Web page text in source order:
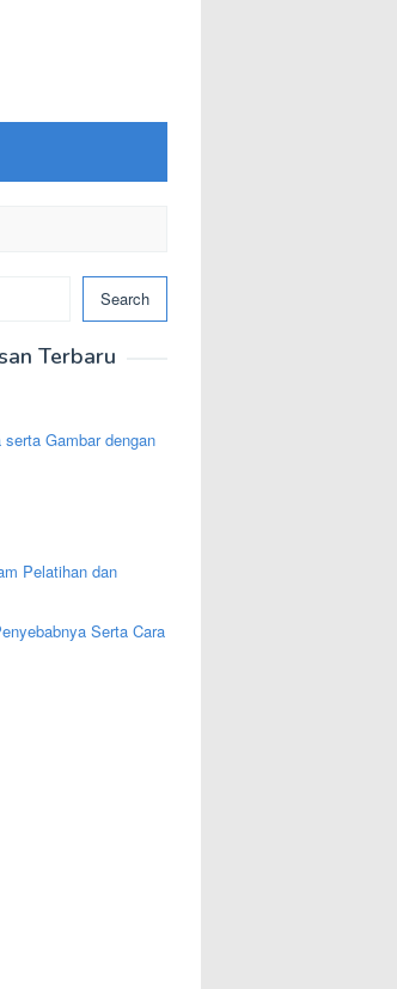
Search
Terbaru
Gambar dengan
Pelatihan dan
Serta Cara